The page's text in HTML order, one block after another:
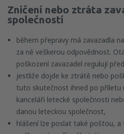
Zničení nebo ztráta
společností
během přepravy má zavazadla
za ně veškerou odpovědnost.
poškození zavazadel regulují
jestliže dojde ke ztrátě nebo
tuto skutečnost ihned po příletu
kanceláři letecké společnosti
danou leteckou společnost,
hlášení lze poslat také poštou,